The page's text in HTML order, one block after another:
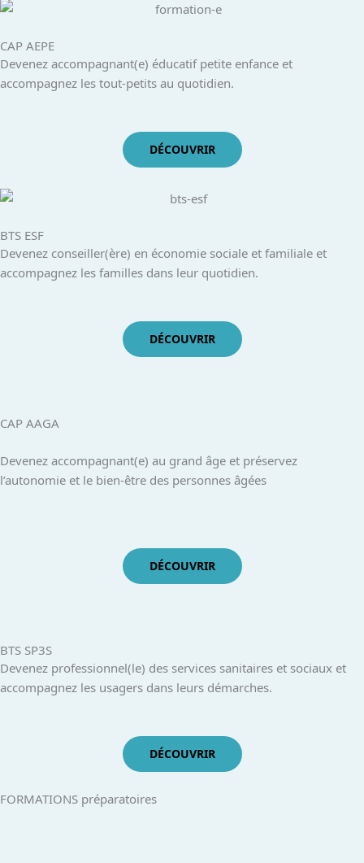
CAP AEPE
Devenez accompagnant(e) éducatif petite enfance et
accompagnez les tout-petits au quotidien.
DÉCOUVRIR
BTS ESF
Devenez conseiller(ère) en économie sociale et familiale et
accompagnez les familles dans leur quotidien.
DÉCOUVRIR
CAP AAGA
Devenez accompagnant(e) au grand âge et préservez
l’autonomie et le bien-être des personnes âgées
DÉCOUVRIR
BTS SP3S
Devenez professionnel(le) des services sanitaires et sociaux et
accompagnez les usagers dans leurs démarches.
DÉCOUVRIR
FORMATIONS préparatoires